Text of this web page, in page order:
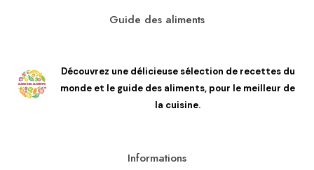
Guide des aliments
Découvrez une délicieuse sélection de recettes du
monde et le guide des aliments, pour le meilleur de
la cuisine.
Informations